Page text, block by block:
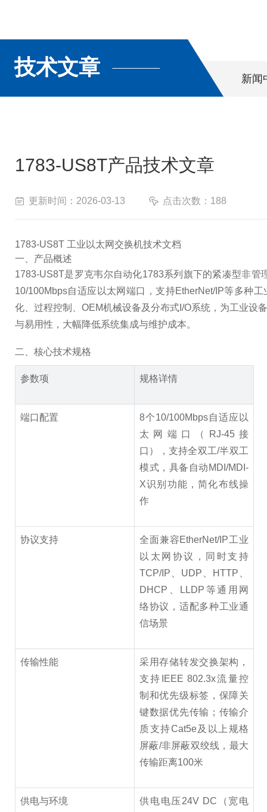
技术文章 新闻
1783-US8T产品技术文章
更新时间：2026-03-13 点击次数：188
1783-US8T 工业以太网交换机技术文档
一、产品概述
1783-US8T是罗克韦尔自动化1783系列旗下的紧凑型非
10/100Mbps自适应以太网端口，支持EtherNet/IP等多种
化、过程控制、OEM机械设备及分布式I/O系统，为工业设
与易用性，大幅降低系统集成与维护成本。
二、核心技术规格
参数项 规格详情
端口配置
8个10/100Mbps自适应以
太网端口（RJ-45接
口），支持全双工/半双工
模式，具备自动MDI/MDI-
X识别功能，简化布线操
作
协议支持
全面兼容EtherNet/IP工业
以太网协议，同时支持
TCP/IP、UDP、HTTP、
DHCP、LLDP等通用网
络协议，适配多种工业通
信场景
传输性能
采用存储转发交换架构，
支持IEEE 802.3x流量控
制和优先级标签，保障关
键数据优先传输；传输介
质支持Cat5e及以上规格
屏蔽/非屏蔽双绞线，最大
传输距离100米
供电与环境
供电电压24V DC（宽电